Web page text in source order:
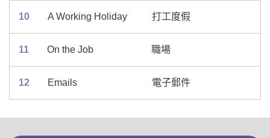
10 A Working Holiday 打工度假
11 On the Job 職場
12 Emails 電子郵件